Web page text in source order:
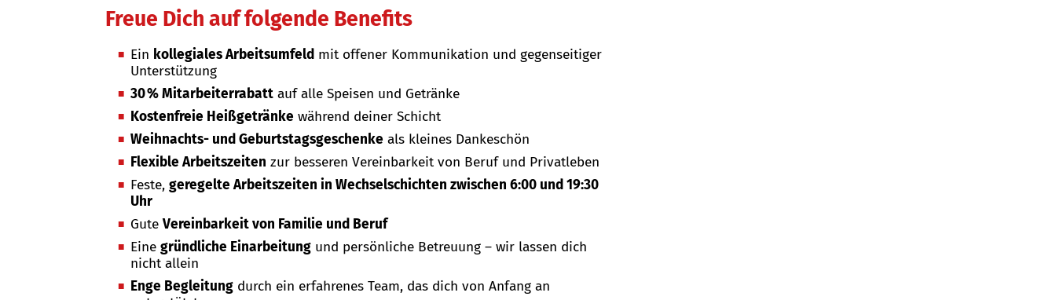
Freue Dich auf folgende Benefits
Ein kollegiales Arbeitsumfeld mit offener Kommunikation und gegenseitiger
Unterstützung
30 % Mitarbeiterrabatt auf alle Speisen und Getränke
Kostenfreie Heißgetränke während deiner Schicht
Weihnachts- und Geburtstagsgeschenke als kleines Dankeschön
Flexible Arbeitszeiten zur besseren Vereinbarkeit von Beruf und Privatleben
Feste,geregelte Arbeitszeiten in Wechselschichten zwischen 6:00 und 19:30
Uhr
GuteVereinbarkeit von Familie und Beruf
Einegründliche Einarbeitung und persönliche Betreuung – wir lassen dich
nicht allein
Enge Begleitung durch ein erfahrenes Team, das dich von Anfang an